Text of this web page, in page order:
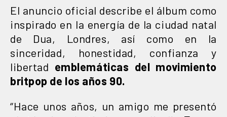
El anuncio oficial describe el álbum como
inspirado en la energía de la ciudad natal
de Dua, Londres, así como en la
sinceridad, honestidad, confianza y
libertad emblemáticas del movimiento
britpop de los años 90.
“Hace unos años, un amigo me presentó